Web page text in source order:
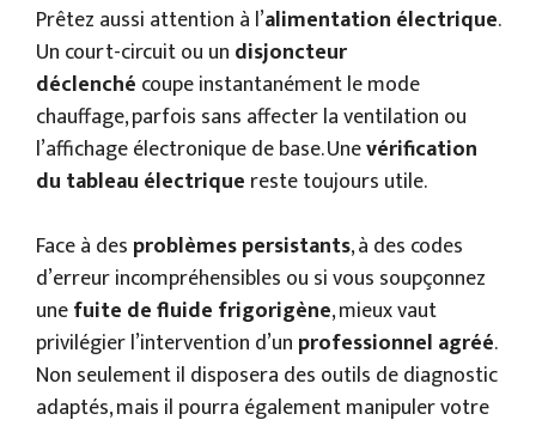
Prêtez aussi attention à l’alimentation électrique
Un court-circuit ou un disjoncteur
déclenché coupe instantanément le mode
chauffage, parfois sans affecter la ventilation ou
l’affichage électronique de base. Unevérification
du tableau électrique reste toujours utile.
Face à des problèmes persistants, à des codes
d’erreur incompréhensibles ou si vous soupçonnez
unefuite de fluide frigorigène, mieux vaut
privilégier l’intervention d’un professionnel agréé
Non seulement il disposera des outils de diagnostic
adaptés, mais il pourra également manipuler votre